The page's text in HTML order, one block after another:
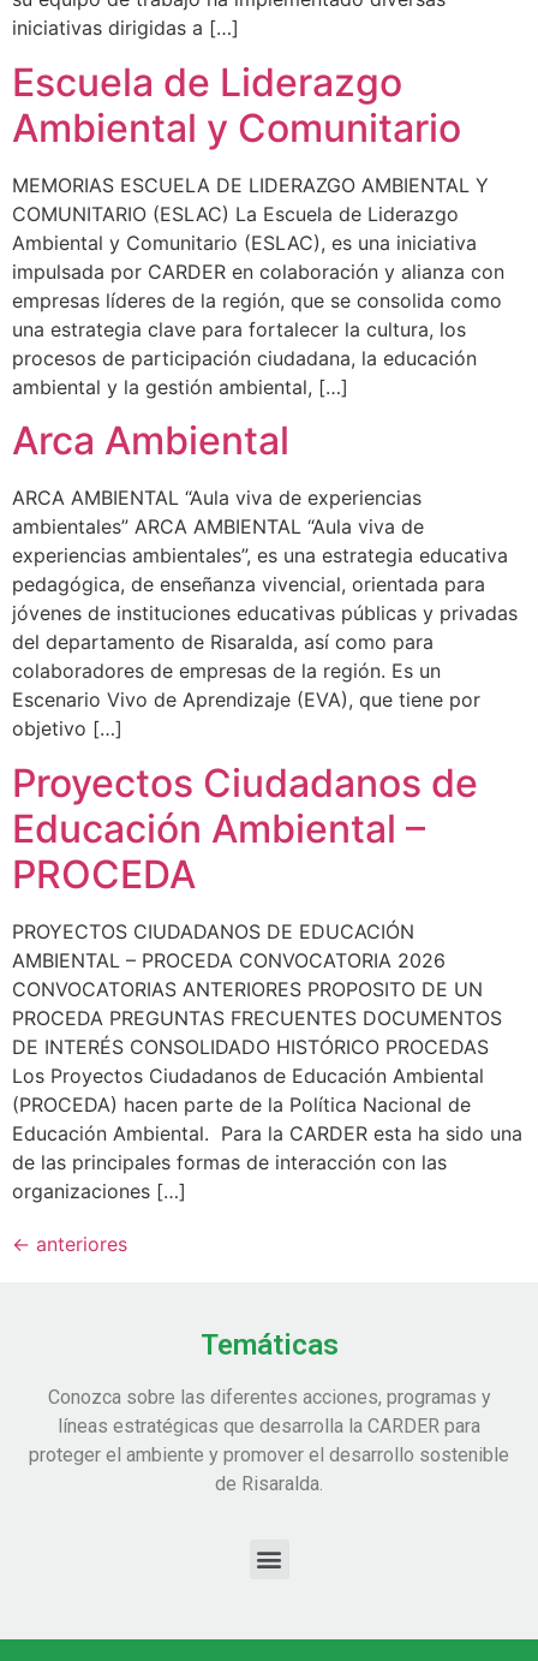
iniciativas dirigidas a […]
Escuela de Liderazgo
Ambiental y Comunitario
MEMORIAS ESCUELA DE LIDERAZGO AMBIENTAL Y
COMUNITARIO (ESLAC) La Escuela de Liderazgo
Ambiental y Comunitario (ESLAC), es una iniciativa
impulsada por CARDER en colaboración y alianza con
empresas líderes de la región, que se consolida como
una estrategia clave para fortalecer la cultura, los
procesos de participación ciudadana, la educación
ambiental y la gestión ambiental, […]
Arca Ambiental
ARCA AMBIENTAL “Aula viva de experiencias
ambientales” ARCA AMBIENTAL “Aula viva de
experiencias ambientales”, es una estrategia educativa
pedagógica, de enseñanza vivencial, orientada para
jóvenes de instituciones educativas públicas y privadas
del departamento de Risaralda, así como para
colaboradores de empresas de la región. Es un
Escenario Vivo de Aprendizaje (EVA), que tiene por
objetivo […]
Proyectos Ciudadanos de
Educación Ambiental –
PROCEDA
PROYECTOS CIUDADANOS DE EDUCACIÓN
AMBIENTAL – PROCEDA CONVOCATORIA 2026
CONVOCATORIAS ANTERIORES PROPOSITO DE UN
PROCEDA PREGUNTAS FRECUENTES DOCUMENTOS
DE INTERÉS CONSOLIDADO HISTÓRICO PROCEDAS
Los Proyectos Ciudadanos de Educación Ambiental
(PROCEDA) hacen parte de la Política Nacional de
Educación Ambiental. Para la CARDER esta ha sido una
de las principales formas de interacción con las
organizaciones […]
← anteriores
Temáticas
Conozca sobre las diferentes acciones, programas y
líneas estratégicas que desarrolla la CARDER para
proteger el ambiente y promover el desarrollo sostenible
de Risaralda.